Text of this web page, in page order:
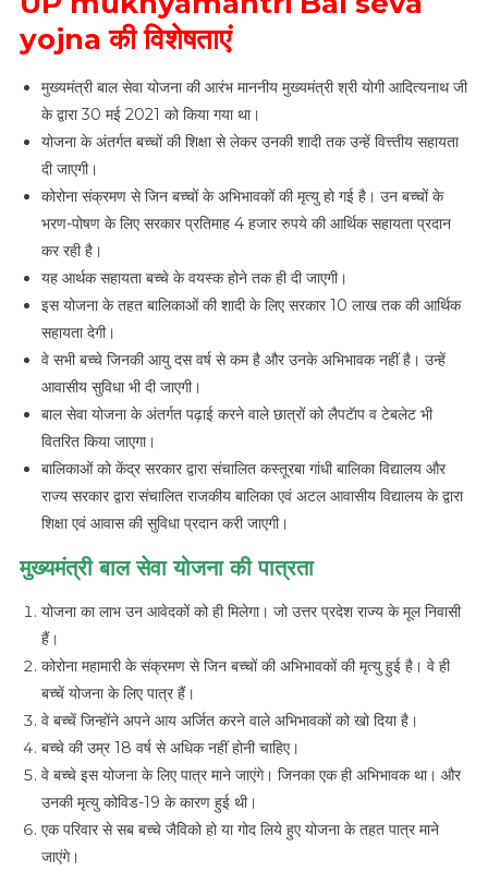
yojna की विशेषताएं
मुख्यमंत्री बाल सेवा योजना की आरंभ माननीय मुख्यमंत्री श्री योगी आदित्यनाथ जी
के द्वारा 30 मई 2021 को किया गया था।
योजना के अंतर्गत बच्चों की शिक्षा से लेकर उनकी शादी तक उन्हें वित्त्तीय सहायता
दी जाएगी।
कोरोना संक्रमण से जिन बच्चों के अभिभावकों की मृत्यु हो गई है। उन बच्चों के
भरण-पोषण के लिए सरकार प्रतिमाह 4 हजार रुपये की आर्थिक सहायता प्रदान
कर रही है।
यह आर्थक सहायता बच्चे के वयस्क होने तक ही दी जाएगी।
इस योजना के तहत बालिकाओं की शादी के लिए सरकार 10 लाख तक की आर्थिक
सहायता देगी।
वे सभी बच्चे जिनकी आयु दस वर्ष से कम है और उनके अभिभावक नहीं है। उन्हें
आवासीय सुविधा भी दी जाएगी।
बाल सेवा योजना के अंतर्गत पढ़ाई करने वाले छात्रों को लैपटॅाप व टेबलेट भी
वितरित किया जाएगा।
बालिकाओं को केंद्र सरकार द्वारा संचालित कस्तूरबा गांधी बालिका विद्यालय और
राज्य सरकार द्वारा संचालित राजकीय बालिका एवं अटल आवासीय विद्यालय के द्वारा
शिक्षा एवं आवास की सुविधा प्रदान करी जाएगी।
मुख्यमंत्री बाल सेवा योजना की पात्रता
योजना का लाभ उन आवेदकों को ही मिलेगा। जो उत्तर प्रदेश राज्य के मूल निवासी
हैं।
कोरोना महामारी के संक्रमण से जिन बच्चों की अभिभावकों की मृत्यु हुई है। वे ही
बच्चें योजना के लिए पात्र हैं।
वे बच्चें जिन्होंने अपने आय अर्जित करने वाले अभिभावकों को खो दिया है।
बच्चे की उम्र 18 वर्ष से अधिक नहीं होनी चाहिए।
वे बच्चे इस योजना के लिए पात्र माने जाएंगे। जिनका एक ही अभिभावक था। और
उनकी मृत्यु कोविड-19 के कारण हुई थी।
एक परिवार से सब बच्चे जैविको हो या गोद लिये हुए योजना के तहत पात्र माने
जाएंगे।